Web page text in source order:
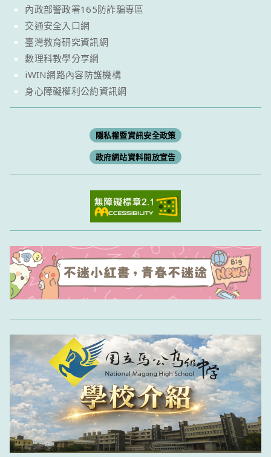
內政部警政署165防詐騙專區
交通安全入口網
臺灣教育研究資訊網
數理科教學分享網
iWIN網路內容防護機構
身心障礙權利公約資訊網
隱私權暨資訊安全政策
政府網站資料開放宣告